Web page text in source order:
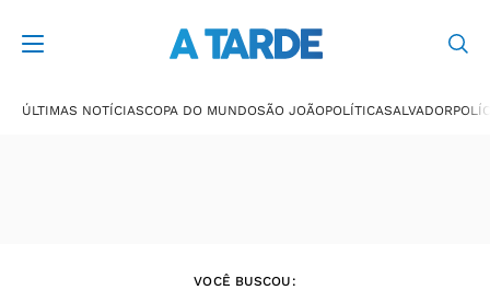
ÚLTIMAS NOTÍCIASCOPA DO MUNDOSÃO JOÃOPOLÍTICASALVADOR
VOCÊ BUSCOU: